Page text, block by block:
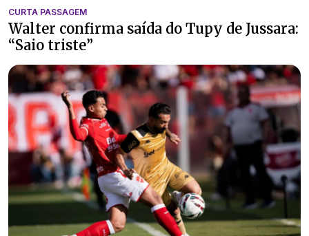
CURTA PASSAGEM
Walter confirma saída do Tupy de Jussara:
“Saio triste”